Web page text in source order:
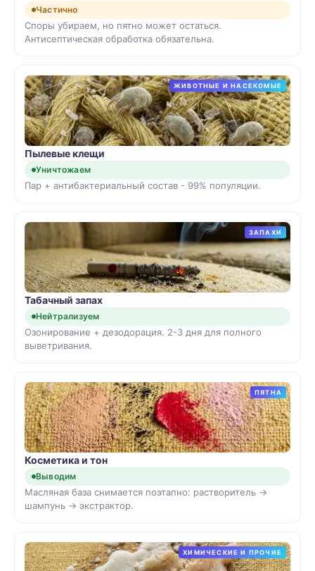
Частично
Споры убираем, но пятно может остаться.
Антисептическая обработка обязательна.
ЖИВОТНЫЕ И НАСЕКОМЫЕ
Пылевые клещи
Уничтожаем
Пар + антибактериальный состав - 99% популяции.
ЗАПАХИ
Табачный запах
Нейтрализуем
Озонирование + дезодорация. 2-3 дня для полного
выветривания.
ПЯТНА
Косметика и тон
Выводим
Масляная база снимается поэтапно: растворитель →
шампунь → экстрактор.
ХИМИЧЕСКИЕ И ПРОЧИЕ